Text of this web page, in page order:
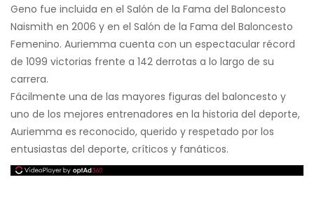
Geno fue incluida en el Salón de la Fama del Baloncesto
Naismith en 2006 y en el Salón de la Fama del Baloncesto
Femenino. Auriemma cuenta con un espectacular récord
de 1099 victorias frente a 142 derrotas a lo largo de su
carrera.
Fácilmente una de las mayores figuras del baloncesto y
uno de los mejores entrenadores en la historia del deporte,
Auriemma es reconocido, querido y respetado por los
entusiastas del deporte, críticos y fanáticos.